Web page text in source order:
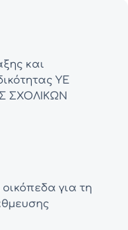
και
ΥΕ
ΣΧΟΛΙΚΩΝ
για τη